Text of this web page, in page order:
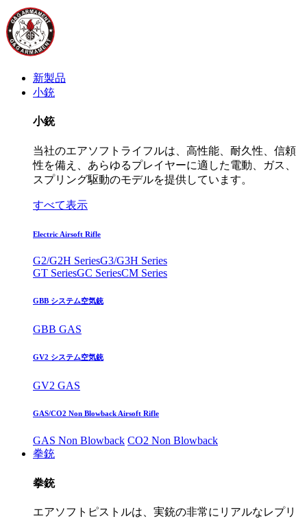
新製品
小銃
小銃
当社のエアソフトライフルは、高性能、耐久性、信頼
性を備え、あらゆるプレイヤーに適した電動、ガス、
スプリング駆動のモデルを提供しています。
すべて表示
Electric Airsoft Rifle
G2/G2H SeriesG3/G3H Series
GT SeriesGC SeriesCM Series
GBB システム空気銃
GBB GAS
GV2 システム空気銃
GV2 GAS
GAS/CO2 Non Blowback Airsoft Rifle
GAS Non Blowback CO2 Non Blowback
拳銃
拳銃
エアソフトピストルは、実銃の非常にリアルなレプリ